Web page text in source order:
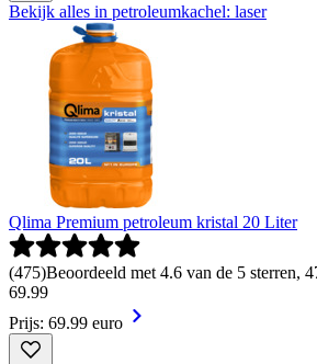
Bekijk alles in petroleumkachel: laser
Qlima Premium petroleum kristal 20 Liter
(475)Beoordeeld met 4.6 van de 5 sterren,
69.99
Prijs: 69.99 euro